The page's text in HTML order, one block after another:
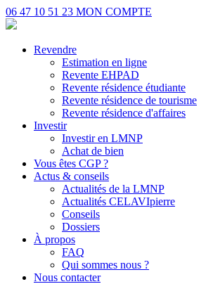
06 47 10 51 23 MON COMPTE
Revendre
Estimation en ligne
Revente EHPAD
Revente résidence étudiante
Revente résidence de tourisme
Revente résidence d'affaires
Investir
Investir en LMNP
Achat de bien
Vous êtes CGP ?
Actus & conseils
Actualités de la LMNP
Actualités CELAVIpierre
Conseils
Dossiers
À propos
FAQ
Qui sommes nous ?
Nous contacter